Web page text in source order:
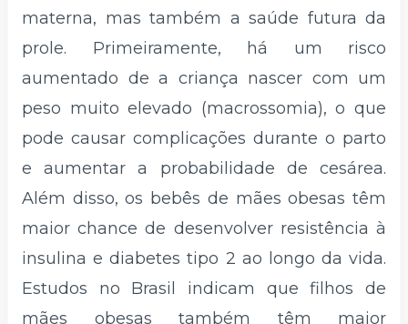
materna, mas também a saúde futura da
prole. Primeiramente, há um risco
aumentado de a criança nascer com um
peso muito elevado (macrossomia), o que
pode causar complicações durante o parto
e aumentar a probabilidade de cesárea.
Além disso, os bebês de mães obesas têm
maior chance de desenvolver resistência à
insulina e diabetes tipo 2 ao longo da vida.
Estudos no Brasil indicam que filhos de
mães obesas também têm maior